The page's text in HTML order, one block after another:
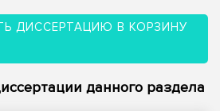
ДИССЕРТАЦИЮ В КОРЗИНУ
данного раздела